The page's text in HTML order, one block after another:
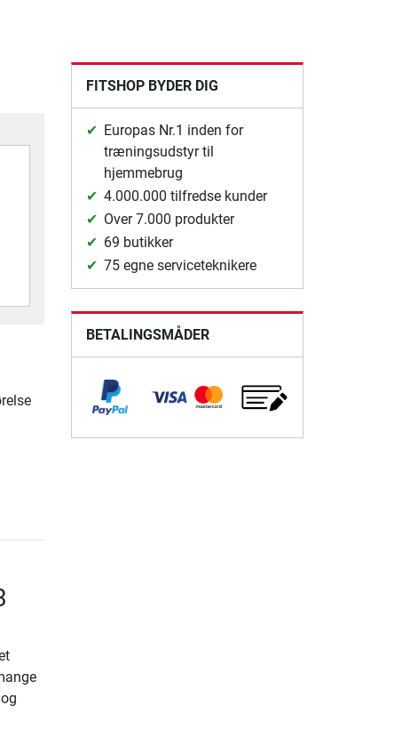
FITSHOP BYDER DIG
Europas Nr.1 inden for
træningsudstyr til
hjemmebrug
4.000.000 tilfredse kunder
Over 7.000 produkter
69 butikker
75 egne serviceteknikere
BETALINGSMÅDER